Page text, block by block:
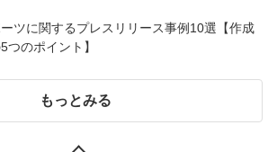
ツに関するプレスリリース事例10選【作成
つのポイント】
もっとみる